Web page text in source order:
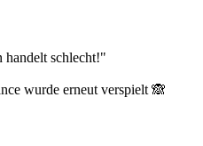
handelt schlecht!"
wurde erneut verspielt 🙈